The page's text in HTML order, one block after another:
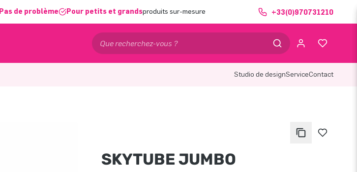
Pas de problème Pour petits et grandsproduits sur-mesure +33(0)970731210
Studio de designServiceContact
SKYTUBE JUMBO